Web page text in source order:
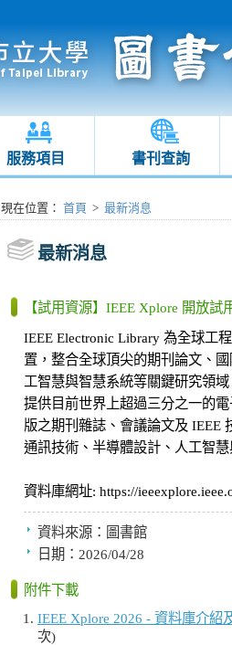
服務項目 書刊查詢
:::現在位置 ： 首頁 > 最新消息
最新消息
【試用資源】IEEE Xplore 開放
IEEE Electronic Library 為全球工
置，整合全球頂尖的期刊論文、
工智慧與智慧系統等關鍵研究領域
提供目前世界上超過三分之一的
版之期刊雜誌、會議論文及 IEEE
通訊技術、半導體設計、人工智
資料庫網址: https://
資料來源： 圖書館
日期： 2026/04/28
附件下載
IEEE Xplore 2026 - 資料庫介紹
次)